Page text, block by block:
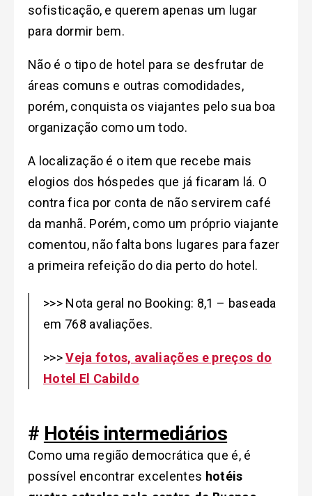
sofisticação, e querem apenas um lugar
para dormir bem.
Não é o tipo de hotel para se desfrutar de
áreas comuns e outras comodidades,
porém, conquista os viajantes pelo sua boa
organização como um todo.
A localização é o item que recebe mais
elogios dos hóspedes que já ficaram lá. O
contra fica por conta de não servirem café
da manhã. Porém, como um próprio viajante
comentou, não falta bons lugares para fazer
a primeira refeição do dia perto do hotel.
>>> Nota geral no Booking: 8,1 – baseada
em 768 avaliações.
>>>Veja fotos, avaliações e preços do
Hotel El Cabildo
# Hotéis intermediários
Como uma região democrática que é, é
possível encontrar excelentes hotéis